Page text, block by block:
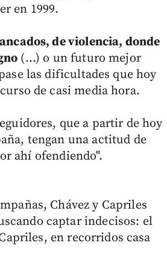
en 1999.
de violencia, donde
(...) o un futuro mejor
las dificultades que hoy
de casi media hora.
que a partir de hoy
tengan una actitud de
ahí ofendiendo".
Chávez y Capriles
captar indecisos: el
en recorridos casa